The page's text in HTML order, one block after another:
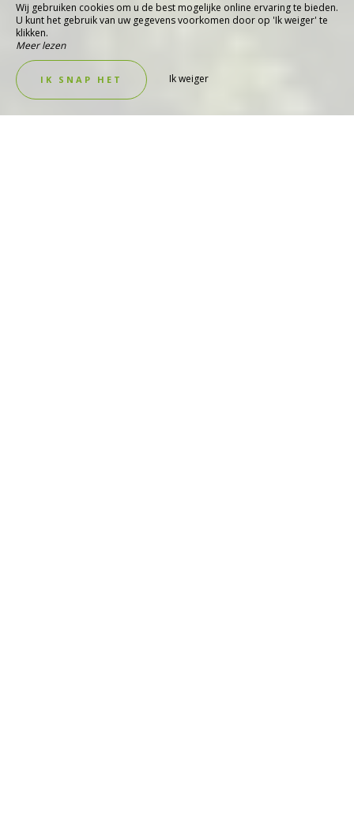
Wij gebruiken cookies om u de best mogelijke online ervaring te bieden.
U kunt het gebruik van uw gegevens voorkomen door op 'Ik weiger' te
klikken.
Meer lezen
IK SNAP HET Ik weiger